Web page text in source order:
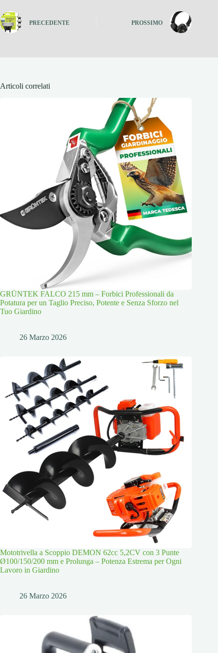
PRECEDENTE PROSSIMO
Articoli correlati
GRÜNTEK FALCO 215 mm – Forbici Professionali da
Potatura per un Taglio Preciso, Potente e Senza Sforzo nel
Tuo Giardino
26 Marzo 2026
Mototrivella a Scoppio DEMON 62cc 5,2CV con 3 Punte
Ø100/150/200 mm e Prolunga – Potenza Estrema per Ogni
Lavoro in Giardino
26 Marzo 2026